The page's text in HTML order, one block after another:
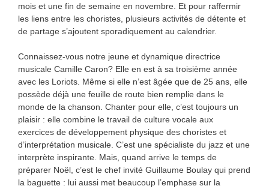
mois et une fin de semaine en novembre. Et pour raffermir
les liens entre les choristes, plusieurs activités de détente et
de partage s’ajoutent sporadiquement au calendrier.
Connaissez-vous notre jeune et dynamique directrice
musicale Camille Caron? Elle en est à sa troisième année
avec les Loriots. Même si elle n’est âgée que de 25 ans, elle
possède déjà une feuille de route bien remplie dans le
monde de la chanson. Chanter pour elle, c’est toujours un
plaisir : elle combine le travail de culture vocale aux
exercices de développement physique des choristes et
d’interprétation musicale. C’est une spécialiste du jazz et une
interprète inspirante. Mais, quand arrive le temps de
préparer Noël, c’est le chef invité Guillaume Boulay qui prend
la baguette : lui aussi met beaucoup l’emphase sur la